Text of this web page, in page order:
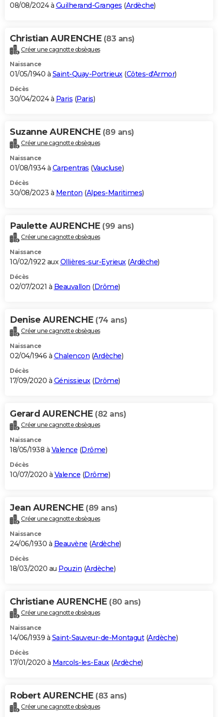
08/08/2024 à Guilherand-Granges (Ardèche)
Christian AURENCHE (83 ans)
Créer une cagnotte obsèques
Naissance
01/05/1940 à Saint-Quay-Portrieux(Côtes-d'Armor)
Décès
30/04/2024 à Paris (Paris)
Suzanne AURENCHE (89 ans)
Créer une cagnotte obsèques
Naissance
01/08/1934 à Carpentras (Vaucluse)
Décès
30/08/2023 à Menton (Alpes-Maritimes)
Paulette AURENCHE (99 ans)
Créer une cagnotte obsèques
Naissance
10/02/1922 auxOllières-sur-Eyrieux(Ardèche)
Décès
02/07/2021 à Beauvallon (Drôme)
Denise AURENCHE (74 ans)
Créer une cagnotte obsèques
Naissance
02/04/1946 à Chalencon (Ardèche)
Décès
17/09/2020 à Génissieux(Drôme)
Gerard AURENCHE (82 ans)
Créer une cagnotte obsèques
Naissance
18/05/1938 à Valence (Drôme)
Décès
10/07/2020 à Valence (Drôme)
Jean AURENCHE (89 ans)
Créer une cagnotte obsèques
Naissance
24/06/1930 à Beauvène (Ardèche)
Décès
18/03/2020 au Pouzin (Ardèche)
Christiane AURENCHE (80 ans)
Créer une cagnotte obsèques
Naissance
14/06/1939 à Saint-Sauveur-de-Montagut(Ardèche)
Décès
17/01/2020 à Marcols-les-Eaux(Ardèche)
Robert AURENCHE (83 ans)
Créer une cagnotte obsèques